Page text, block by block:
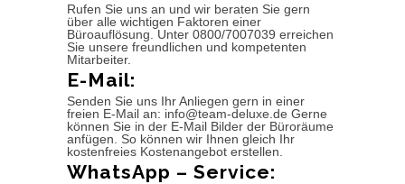
Rufen Sie uns an und wir beraten Sie gern
über alle wichtigen Faktoren einer
Büroauflösung. Unter 0800/7007039 erreichen
Sie unsere freundlichen und kompetenten
Mitarbeiter.
E-Mail:
Senden Sie uns Ihr Anliegen gern in einer
freien E-Mail an: info@team-deluxe.de Gerne
können Sie in der E-Mail Bilder der Büroräume
anfügen. So können wir Ihnen gleich Ihr
kostenfreies Kostenangebot erstellen.
WhatsApp – Service: